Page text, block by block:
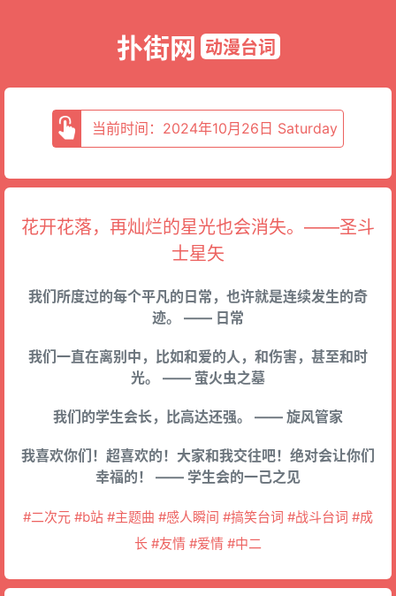
扑街网 动漫台词
当前时间：2024年10月26日 Saturday
花开花落，再灿烂的星光也会消失。——圣斗
士星矢
我们所度过的每个平凡的日常，也许就是连续发生的奇
迹。 —— 日常
我们一直在离别中，比如和爱的人，和伤害，甚至和时
光。 —— 萤火虫之墓
我们的学生会长，比高达还强。 —— 旋风管家
我喜欢你们！超喜欢的！大家和我交往吧！绝对会让你们
幸福的！ —— 学生会的一己之见
#二次元 #b站 #主题曲 #感人瞬间 #搞笑台词 #战斗台词 #成
长 #友情 #爱情 #中二